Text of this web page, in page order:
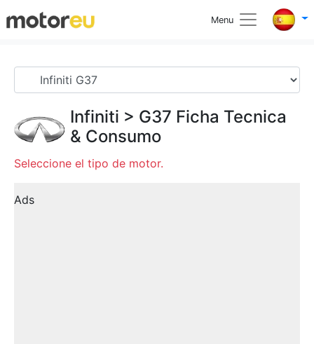
Menu
Infiniti > G37 Ficha Tecnica
& Consumo
Seleccione el tipo de motor.
Ads